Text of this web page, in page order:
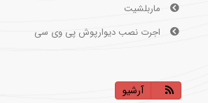
اجرت نصب دیوارپوش پی وی سی
دیوارپوش طرح سنگ/ماربل شیت/ماربلشیت
آرشیو